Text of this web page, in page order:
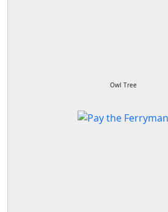
Owl Tree